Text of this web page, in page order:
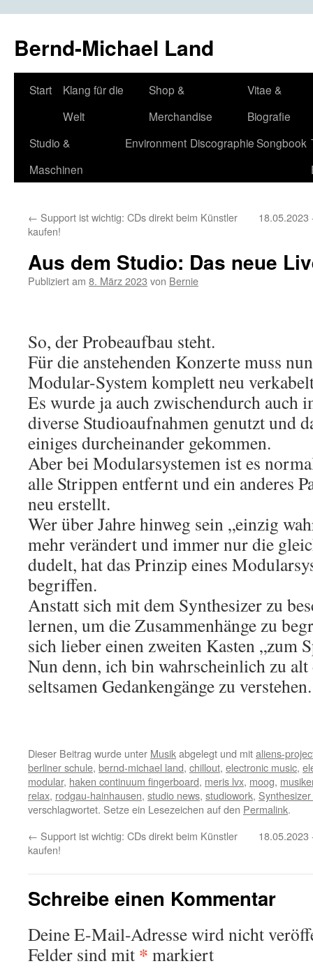
Bernd-Michael Land
Zum
springen
Start
Klang für die
Welt
Shop &
Merchandise
Vitae &
Biografie
Studio &
Maschinen
Environment DiscographieSongbook
← Support ist wichtig: CDs direkt beim Künstler
kaufen!
18.05.2023
Aus dem Studio: Das neue
Publiziert am 8. März 2023 von Bernie
So, der Probeaufbau steht.
Für die anstehenden Konzerte muss
Modular-System komplett neu
Es wurde ja auch zwischendurch auch
diverse Studioaufnahmen genutzt und
einiges durcheinander gekommen.
Aber bei Modularsystemen ist es
alle Strippen entfernt und ein anderes
neu erstellt.
Wer über Jahre hinweg sein „einzig
mehr verändert und immer nur die
dudelt, hat das Prinzip eines
begriffen.
Anstatt sich mit dem Synthesizer zu
lernen, um die Zusammenhänge zu
sich lieber einen zweiten Kasten „zum
Nun denn, ich bin wahrscheinlich zu alt
seltsamen Gedankengänge zu verstehen.
Dieser Beitrag wurde unter Musikabgelegt und mitaliens-
berliner schule, bernd-michael land, chillout, electronic music,
modular, haken continuum fingerboard, meris lvx, moog,
relax, rodgau-hainhausen, studio news, studiowork,
verschlagwortet. Setze ein Lesezeichen auf den Permalink.
← Support ist wichtig: CDs direkt beim Künstler
kaufen!
18.05.2023
Schreibe einen Kommentar
Deine E-Mail-Adresse wird nicht
Felder sind mit * markiert